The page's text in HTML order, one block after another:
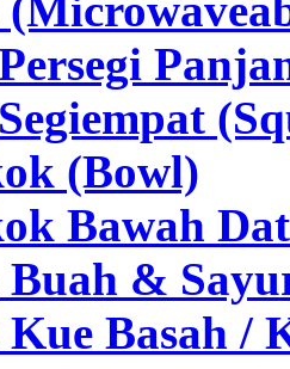
(Bowl)
Bawah
Buah &
Kue Basah /